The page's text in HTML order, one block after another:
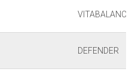
VITABALANCE
DEFENDER